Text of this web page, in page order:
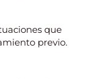
que
previo.